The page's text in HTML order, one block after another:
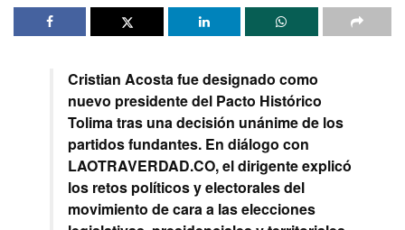
Cristian Acosta fue designado como
nuevo presidente del Pacto Histórico
Tolima tras una decisión unánime de los
partidos fundantes. En diálogo con
LAOTRAVERDAD.CO, el dirigente explicó
los retos políticos y electorales del
movimiento de cara a las elecciones